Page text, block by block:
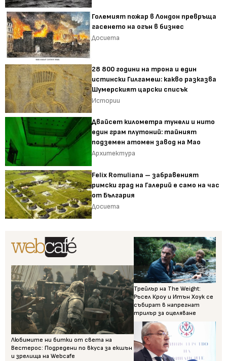
Големият пожар в Лондон превръща
гасенето на огън в бизнес
Досиета
28 800 години на трона и един
истински Гилгамеш: какво разказва
Шумерският царски списък
Истории
Двайсет километра тунели и нито
един грам плутоний: тайният
подземен атомен завод на Мао
Архитектура
Felix Romuliana – забравеният
римски град на Галерий е само на час
от България
Досиета
Любимите ни битки от света на
Вестерос: Подредени по вкуса за екшън
и зрелища на Webcafe
Трейлър на The Weight:
Ръсел Кроу и Итън Хоук се
събират в напрегнат
трилър за оцеляване